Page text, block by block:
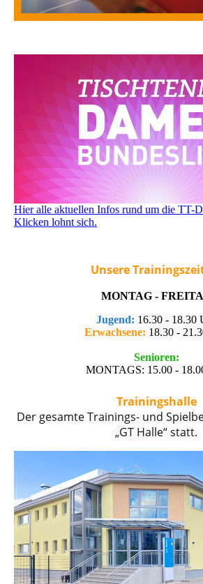
Hier alle aktuellen Infos rund um die TT-
Klicken lohnt sich.
Unsere
MONTAG -
Jugend: 16.30 - 18.30
Erwachsene: 18.30 -
Senioren:
MONTAGS: 15.00 -
Trainingshalle
Der gesamte Trainings- und
„GT Halle“ statt.